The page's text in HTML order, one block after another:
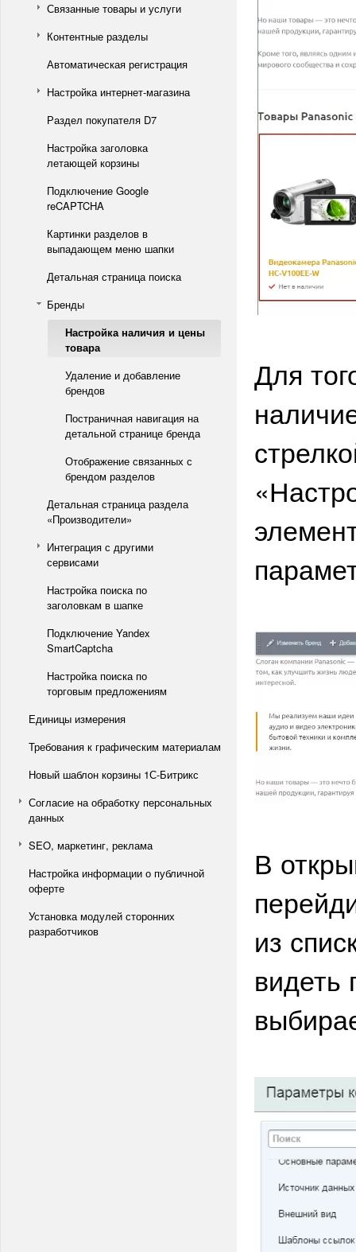
Связанные товары и услуги
Контентные разделы
Автоматическая регистрация
Настройка интернет-магазина
Раздел покупателя D7
Настройка заголовка
летающей корзины
Подключение Google
reCAPTCHA
Картинки разделов в
выпадающем меню шапки
Детальная страница поиска
Бренды
Настройка наличия и цены
товара
Удаление и добавление
брендов
Постраничная навигация на
детальной странице бренда
Отображение связанных с
брендом разделов
Детальная страница раздела
«Производители»
Интеграция с другими
сервисами
Настройка поиска по
заголовкам в шапке
Подключение Yandex
SmartCaptcha
Настройка поиска по
торговым предложениям
Единицы измерения
Требования к графическим материалам
Новый шаблон корзины 1С-Битрикс
Согласие на обработку персональных
данных
SEO, маркетинг, реклама
Настройка информации о публичной
оферте
Установка модулей сторонних
разработчиков
Для
В
из